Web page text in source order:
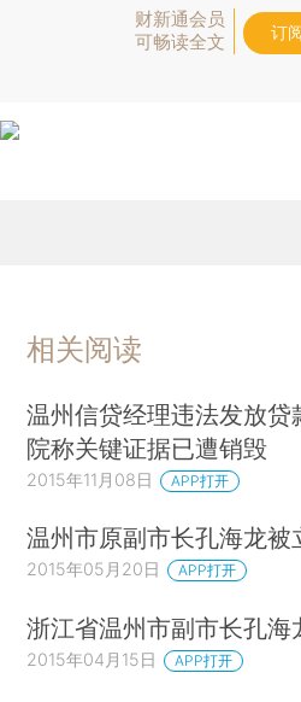
财新通会员
可畅读全文
订
相关阅读
温州信贷经理违法发放贷
院称关键证据已遭销毁
2015年11月08日 APP打开
温州市原副市长孔海龙被
2015年05月20日 APP打开
浙江省温州市副市长孔海
2015年04月15日 APP打开